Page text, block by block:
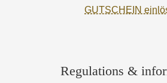
GUTSCHEIN
Regulations &